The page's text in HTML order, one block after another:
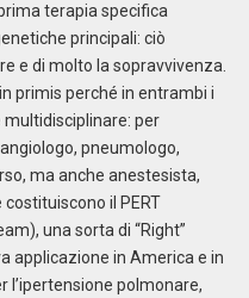
terapia specifica
principali: ciò
e di molto la sopravvivenza.
primis perché in entrambi i
per
pneumologo,
ma anche anestesista,
il PERT
una sorta di “Right”
applicazione in America e in
l’ipertensione polmonare,